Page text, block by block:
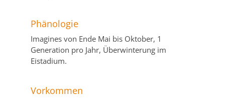
Phänologie
Imagines von Ende Mai bis Oktober, 1
Generation pro Jahr, Überwinterung im
Eistadium.
Vorkommen